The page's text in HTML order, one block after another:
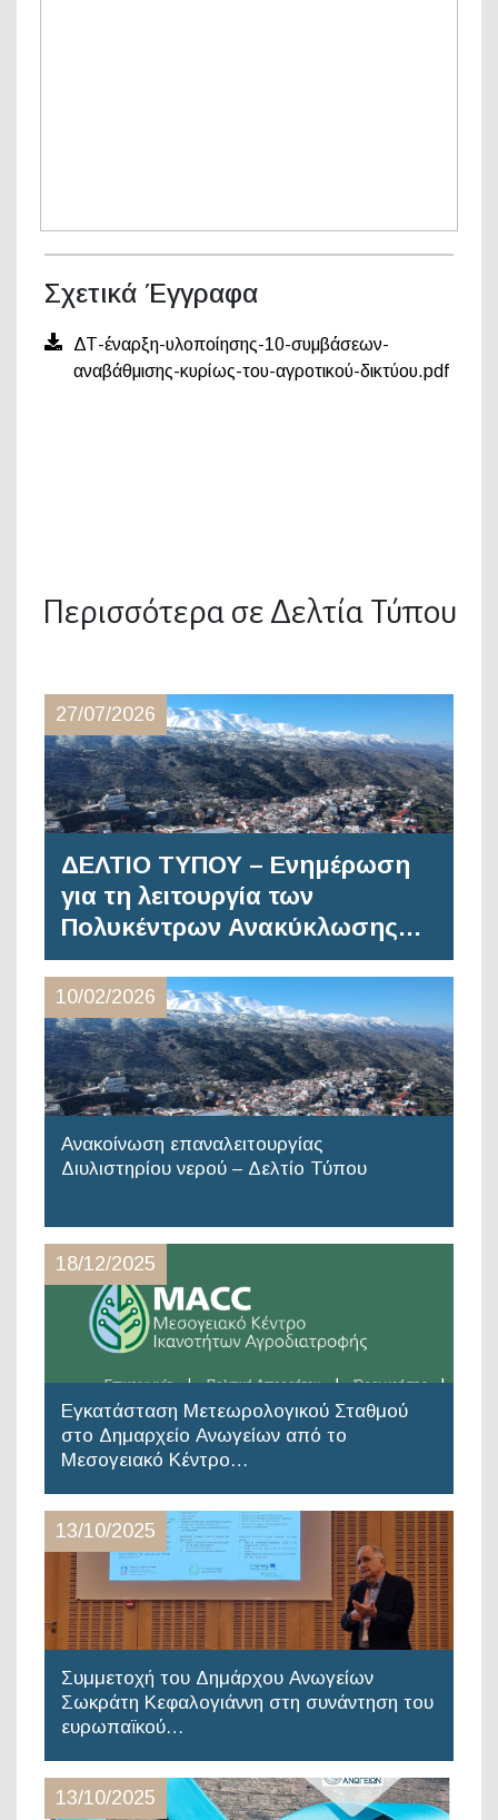
Σχετικά Έγγραφα
ΔΤ-έναρξη-υλοποίησης-10-συμβάσεων-
αναβάθμισης-κυρίως-του-αγροτικού-δικτύου.pdf
Περισσότερα σε Δελτία Τύπου
27/07/2026
ΔΕΛΤΙΟ ΤΥΠΟΥ – Ενημέρωση
για τη λειτουργία των
Πολυκέντρων Ανακύκλωσης…
10/02/2026
Ανακοίνωση επαναλειτουργίας
Διυλιστηρίου νερού – Δελτίο Τύπου
18/12/2025
Εγκατάσταση Μετεωρολογικού Σταθμού
στο Δημαρχείο Ανωγείων από το
Μεσογειακό Κέντρο…
13/10/2025
Συμμετοχή του Δημάρχου Ανωγείων
Σωκράτη Κεφαλογιάννη στη συνάντηση του
ευρωπαϊκού…
13/10/2025